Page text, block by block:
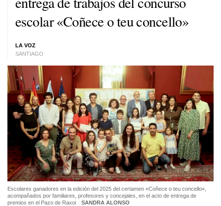
escolar «Coñece o teu concello»
LA VOZ
SANTIAGO
Escolares ganadores en la edición del 2025 del certamen «Coñece o teu concello»,
acompañados por familiares, profesores y concejales, en el acto de entrega de
premios en el Pazo de Raxoi
SANDRA ALONSO